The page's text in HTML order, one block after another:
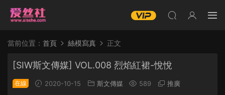
當前位置： 首頁 絲模寫真 正文
[SIW斯文傳媒] VOL.008 烈焰紅裙-悅悅
在線 2020-10-15 斯文傳媒 589 推廣